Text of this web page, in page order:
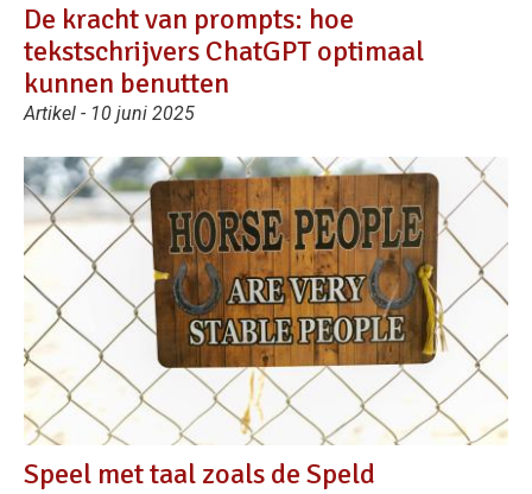
De kracht van prompts: hoe
tekstschrijvers ChatGPT optimaal
kunnen benutten
Artikel - 10 juni 2025
Speel met taal zoals de Speld